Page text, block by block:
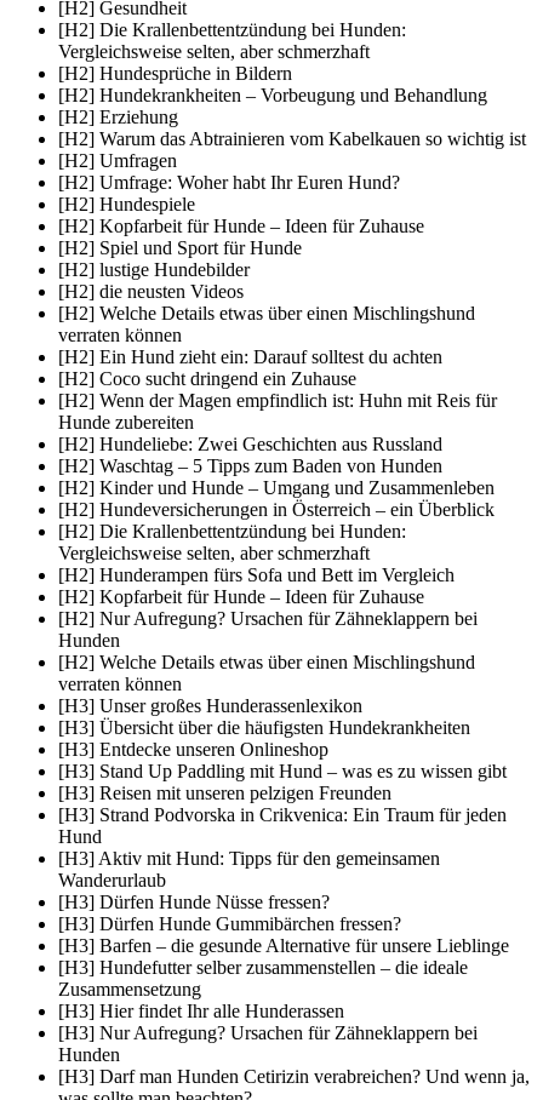
[H2] Gesundheit
[H2] Die Krallenbettentzündung bei Hunden:
Vergleichsweise selten, aber schmerzhaft
[H2] Hundesprüche in Bildern
[H2] Hundekrankheiten – Vorbeugung und Behandlung
[H2] Erziehung
[H2] Warum das Abtrainieren vom Kabelkauen so wichtig ist
[H2] Umfragen
[H2] Umfrage: Woher habt Ihr Euren Hund?
[H2] Hundespiele
[H2] Kopfarbeit für Hunde – Ideen für Zuhause
[H2] Spiel und Sport für Hunde
[H2] lustige Hundebilder
[H2] die neusten Videos
[H2] Welche Details etwas über einen Mischlingshund
verraten können
[H2] Ein Hund zieht ein: Darauf solltest du achten
[H2] Coco sucht dringend ein Zuhause
[H2] Wenn der Magen empfindlich ist: Huhn mit Reis für
Hunde zubereiten
[H2] Hundeliebe: Zwei Geschichten aus Russland
[H2] Waschtag – 5 Tipps zum Baden von Hunden
[H2] Kinder und Hunde – Umgang und Zusammenleben
[H2] Hundeversicherungen in Österreich – ein Überblick
[H2] Die Krallenbettentzündung bei Hunden:
Vergleichsweise selten, aber schmerzhaft
[H2] Hunderampen fürs Sofa und Bett im Vergleich
[H2] Kopfarbeit für Hunde – Ideen für Zuhause
[H2] Nur Aufregung? Ursachen für Zähneklappern bei
Hunden
[H2] Welche Details etwas über einen Mischlingshund
verraten können
[H3] Unser großes Hunderassenlexikon
[H3] Übersicht über die häufigsten Hundekrankheiten
[H3] Entdecke unseren Onlineshop
[H3] Stand Up Paddling mit Hund – was es zu wissen gibt
[H3] Reisen mit unseren pelzigen Freunden
[H3] Strand Podvorska in Crikvenica: Ein Traum für jeden
Hund
[H3] Aktiv mit Hund: Tipps für den gemeinsamen
Wanderurlaub
[H3] Dürfen Hunde Nüsse fressen?
[H3] Dürfen Hunde Gummibärchen fressen?
[H3] Barfen – die gesunde Alternative für unsere Lieblinge
[H3] Hundefutter selber zusammenstellen – die ideale
Zusammensetzung
[H3] Hier findet Ihr alle Hunderassen
[H3] Nur Aufregung? Ursachen für Zähneklappern bei
Hunden
[H3] Darf man Hunden Cetirizin verabreichen? Und wenn ja,